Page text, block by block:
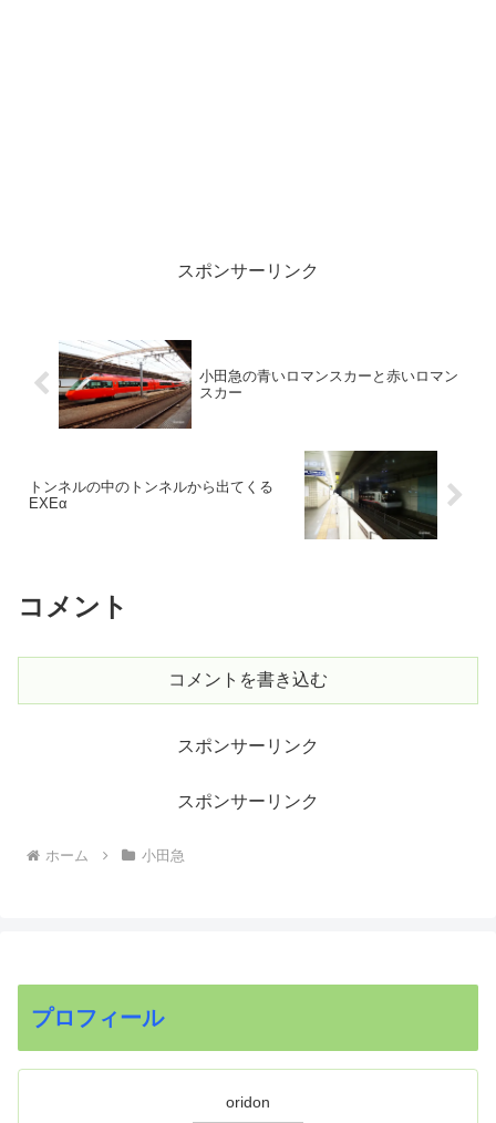
スポンサーリンク
小田急の青いロマンスカーと赤いロマン
スカー
トンネルの中のトンネルから出てくる
EXEα
コメント
コメントを書き込む
スポンサーリンク
スポンサーリンク
ホーム 小田急
プロフィール
oridon